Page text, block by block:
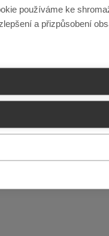
používáme ke
a přizpůsobení